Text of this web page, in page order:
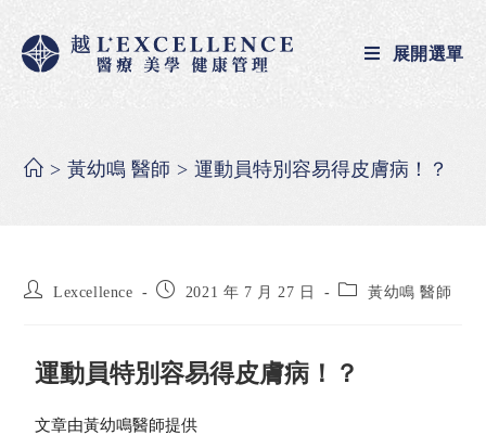
展開選單
> 黃幼鳴 醫師 > 運動員特別容易得皮膚病！？
Lexcellence 2021 年 7 月 27 日 黃幼鳴 醫師
運動員特別容易得皮膚病！？
文章由黃幼鳴醫師提供